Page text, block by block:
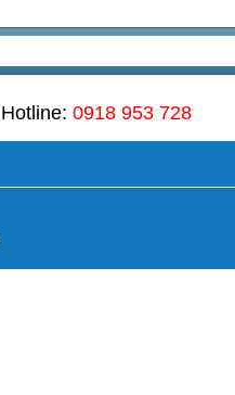
Hotline: 0918 953 728